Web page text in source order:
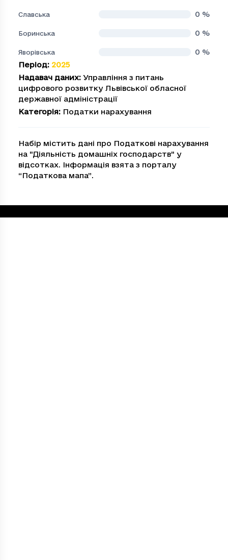
Славська 0 %
Боринська 0 %
Яворівська 0 %
Період: 2025
Надавач даних: Управління з питань
цифрового розвитку Львівської обласної
державної адміністрації
Категорія: Податки нарахування
Набір містить дані про Податкові нарахування
на "Дiяльнiсть домашнiх господарств" у
відсотках. Інформація взята з порталу
“Податкова мапа”.